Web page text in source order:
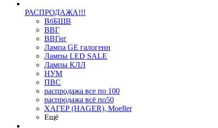
РАСПРОДАЖА!!!
ВбБШВ
ВВГ
ВВГнг
Лампа GE галогенн
Лампы LED SALE
Лампы КЛЛ
НУМ
ПВС
распродажа все по 100
распродажа всё по50
ХАГЕР (HAGER), Moeller
Ещё